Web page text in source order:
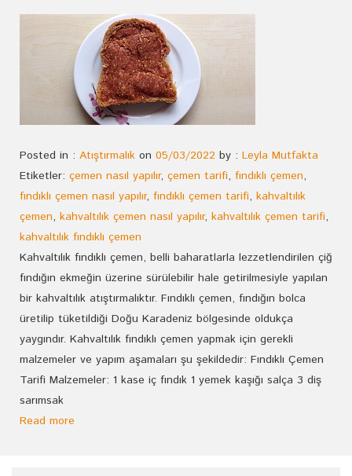
Posted in : Atıştırmalık on 05/03/2022 by : Leyla Mutfakta
Etiketler: çemen nasıl yapılır, çemen tarifi, fındıklı çemen,
fındıklı çemen nasıl yapılır, fındıklı çemen tarifi, kahvaltılık
çemen, kahvaltılık çemen nasıl yapılır, kahvaltılık çemen tarifi,
kahvaltılık fındıklı çemen
Kahvaltılık fındıklı çemen, belli baharatlarla lezzetlendirilen çiğ
fındığın ekmeğin üzerine sürülebilir hale getirilmesiyle yapılan
bir kahvaltılık atıştırmalıktır. Fındıklı çemen, fındığın bolca
üretilip tüketildiği Doğu Karadeniz bölgesinde oldukça
yaygındır. Kahvaltılık fındıklı çemen yapmak için gerekli
malzemeler ve yapım aşamaları şu şekildedir: Fındıklı Çemen
Tarifi Malzemeler: 1 kase iç fındık 1 yemek kaşığı salça 3 diş
sarımsak
Read more